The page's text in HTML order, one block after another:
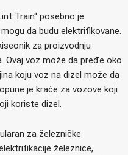
Train“ posebno je
da budu elektrifikovane.
za proizvodnju
Ovaj voz može da pređe oko
koju voz na dizel može da
je kraće za vozove koji
koriste dizel.
za železničke
železnice,